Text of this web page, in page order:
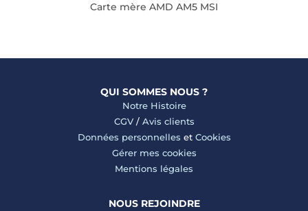
Carte mère AMD AM5 MSI
QUI SOMMES NOUS ?
Notre Histoire
CGV/ Avis clients
Données personnelles et Cookies
Gérer mes cookies
Mentions légales
NOUS REJOINDRE